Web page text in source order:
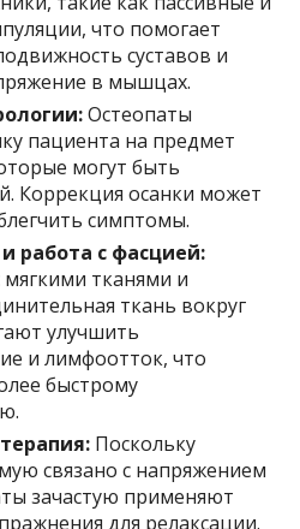
что помогает
суставов и
в мышцах.
Остеопаты
пациента на предмет
могут быть
Коррекция осанки может
симптомы.
работа с фасцией:
тканями и
ткань вокруг
улучшить
и лимфоотток, что
быстрому
Поскольку
связано с напряжением
зачастую применяют
для релаксации.